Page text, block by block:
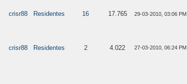
crisr88 Residentes 16 17.765 29-03-2010, 03:06 PM
crisr88 Residentes 2 4.022 27-03-2010, 06:24 PM